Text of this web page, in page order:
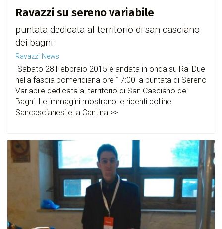
Ravazzi su sereno variabile
puntata dedicata al territorio di san casciano
dei bagni
Ravazzi News
Sabato 28 Febbraio 2015 è andata in onda su Rai Due
nella fascia pomeridiana ore 17:00 la puntata di Sereno
Variabile dedicata al territorio di San Casciano dei
Bagni. Le immagini mostrano le ridenti colline
Sancascianesi e la Cantina >>